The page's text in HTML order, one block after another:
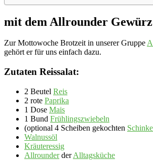
mit dem Allrounder
Zur Mottowoche Brotzeit in unserer Gruppe
gehört er für uns einfach dazu.
Zutaten Reissalat:
2 Beutel Reis
2 rote Paprika
1 Dose Mais
1 Bund Frühlingszwiebeln
(optional 4 Scheiben gekochten
Walnussöl
Kräuteressig
AllrounderderAlltagsküche